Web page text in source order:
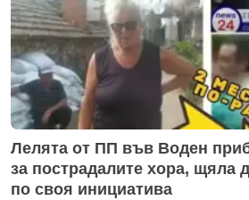
Лелята от ПП във Воден
за пострадалите хора, щяла
по своя инициатива